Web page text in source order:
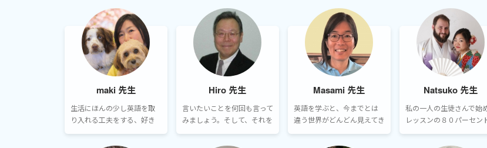
maki 先生
生活にほんの少し英語を取
り入れる工夫をする、好き
Hiro 先生
言いたいことを何回も言って
みましょう。そして、それを
Masami 先生
英語を学ぶと、今までとは
違う世界がどんどん見えてき
Natsuko 先生
私の一人の生徒さんで始
レッスンの８０パーセン